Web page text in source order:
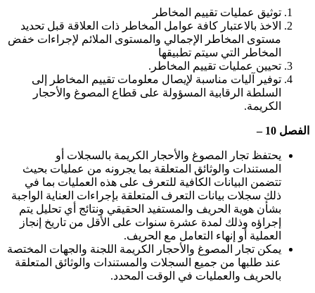
توثيق عمليات تقييم المخاطر
الاخذ بالاعتبار كافة عوامل المخاطر ذات العلاقة قبل تحديد
مستوى المخاطر الإجمالي والمستوى الملائم لإجراءات خفض
المخاطر التي سيتم تطبيقها
تحيين عمليات تقييم المخاطر.
توفير آليات مناسبة لإيصال معلومات تقييم المخاطر إلى
السلطة الرقابية المسؤولة على قطاع المصوغ والأحجار
الكريمة.
الفصل 10
–
يحتفظ تجار المصوغ والأحجار الكريمة بالسجلات أو
المستندات والوثائق المتعلقة بما يجرونه من عمليات بحيث
تتضمن البيانات الكافية للتعرف على هذه العمليات بما في
ذلك سجلات بيانات التعرف المتعلقة بإجراءات العناية الواجبة
بشأن هوية الحريف والمستفيد الحقيقي ونتائج أي تحليل يتم
إجراؤه وذلك لمدة عشرة سنوات على الأقل من تاريخ إنجاز
العملية أو إنهاء التعامل مع الحريف.
يمكن تجار المصوغ والأحجار الكريمة اللجنة والجهات المختصة
عند طلبها من جميع السجلات والمستندات والوثائق المتعلقة
بالحريف والعمليات في الوقت المحدد.